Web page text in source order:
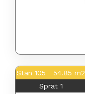
Stan 105 54.85 m2
Sprat 1